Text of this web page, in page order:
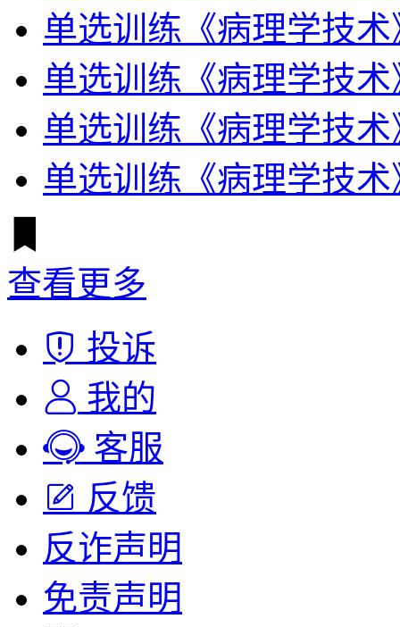
单选训练《病理学技
单选训练《病理学技
单选训练《病理学技
单选训练《病理学技
查看更多
投诉
我的
客服
反馈
反诈声明
免责声明